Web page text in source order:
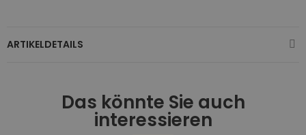
ARTIKELDETAILS
Das könnte Sie auch
interessieren